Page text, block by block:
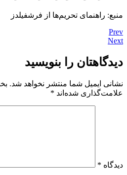
منبع: راهنمای تحریم‌ها از فرشفیلدز
Prev
Next
دیدگاهتان را بنویسید
نشانی ایمیل شما منتشر نخواهد شد.
علامت‌گذاری شده‌اند *
دیدگاه *